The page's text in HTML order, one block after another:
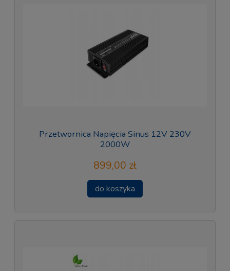
Przetwornica Napięcia Sinus 12V 230V
2000W
899,00 zł
do koszyka